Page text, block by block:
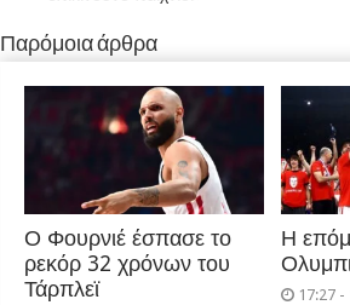
Παρόμοια άρθρα
Ο Φουρνιέ έσπασε το
ρεκόρ 32 χρόνων του
Τάρπλεϊ
Η
17:27